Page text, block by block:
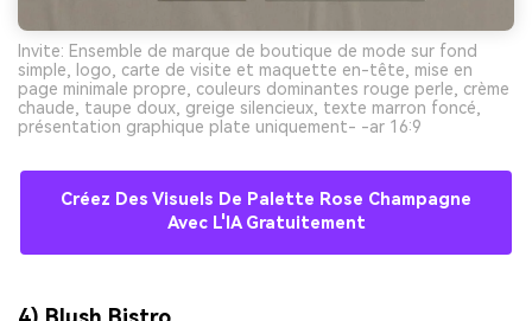
Invite: Ensemble de marque de boutique de mode sur fond
simple, logo, carte de visite et maquette en-tête, mise en
page minimale propre, couleurs dominantes rouge perle, crème
chaude, taupe doux, greige silencieux, texte marron foncé,
présentation graphique plate uniquement- -ar 16:9
Créez Des Visuels De Palette Rose Champagne
Avec L'IA Gratuitement